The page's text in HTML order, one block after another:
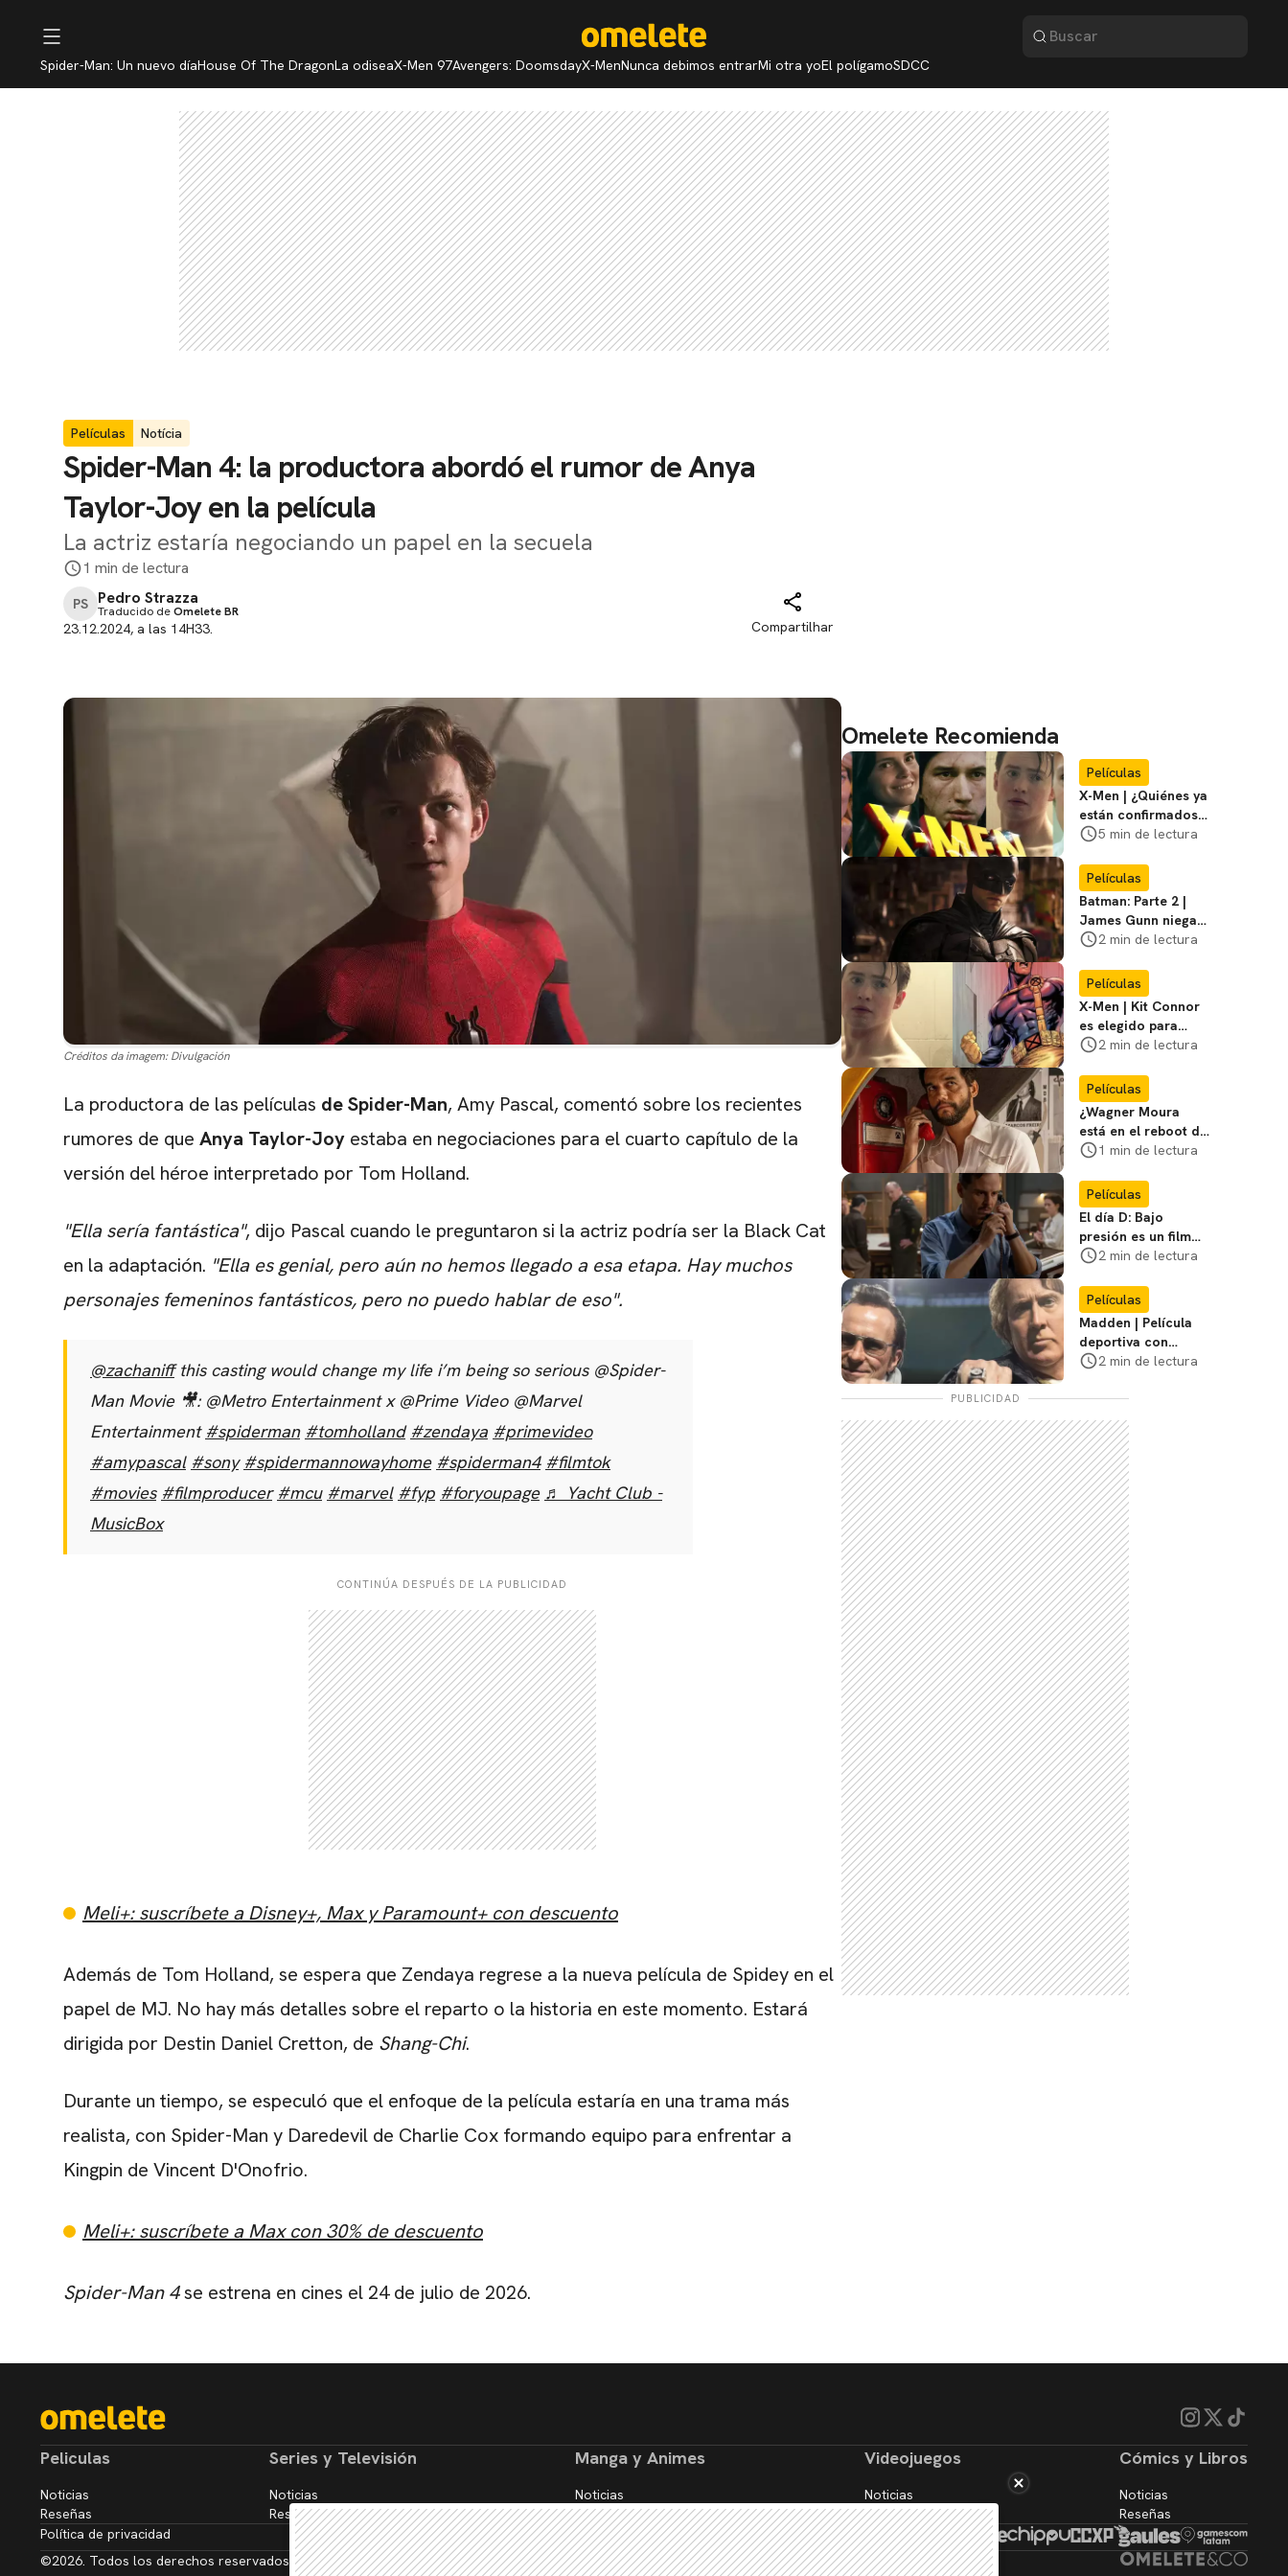
Spider-Man: Un nuevo díaHouse Of The DragonLa odiseaX-Men 97Avengers: DoomsdayX-MenNunca debimos entrarMi otra yoEl polígamoSDCC
Películas Notícia
Spider-Man 4: la productora abordó el rumor de Anya
Taylor-Joy en la película
La actriz estaría negociando un papel en la secuela
1 min de lectura
PS Pedro Strazza
Traducido deOmelete BR
23.12.2024, a las 14H33. Compartilhar
Créditos da imagem: Divulgación
La productora de las películas de Spider-Man, Amy Pascal, comentó sobre los recientes
rumores de que Anya Taylor-Joy estaba en negociaciones para el cuarto capítulo de la
versión del héroe interpretado por Tom Holland.
"Ella sería fantástica", dijo Pascal cuando le preguntaron si la actriz podría ser la Black Cat
en la adaptación. "Ella es genial, pero aún no hemos llegado a esa etapa. Hay muchos
personajes femeninos fantásticos, pero no puedo hablar de eso".
@zachaniffthis casting would change my life i’m being so serious @Spider-
Man Movie 🎥: @Metro Entertainment x @Prime Video @Marvel
Entertainment #spiderman #tomholland #zendaya #primevideo
#amypascal #sony #spidermannowayhome #spiderman4 #filmtok
#movies #filmproducer #mcu #marvel #fyp #foryoupage ♬ Yacht Club -
MusicBox
CONTINÚA DESPUÉS DE LA PUBLICIDAD
Meli+: suscríbete a Disney+, Max y Paramount+ con descuento
Además de Tom Holland, se espera que Zendaya regrese a la nueva película de Spidey en el
papel de MJ. No hay más detalles sobre el reparto o la historia en este momento. Estará
dirigida por Destin Daniel Cretton, de Shang-Chi.
Durante un tiempo, se especuló que el enfoque de la película estaría en una trama más
realista, con Spider-Man y Daredevil de Charlie Cox formando equipo para enfrentar a
Kingpin de Vincent D'Onofrio.
Meli+: suscríbete a Max con 30% de descuento
Spider-Man 4se estrena en cines el 24 de julio de 2026.
Omelete Recomienda
Películas
X-Men | ¿Quiénes ya
están confirmados
en la película de
favoritos
5 min de lectura
Películas
Batman: Parte 2 |
James Gunn niega
que se filme la parte
2 min de lectura
Películas
X-Men | Kit Connor
es elegido para
interpretar a
película
2 min de lectura
Películas
¿Wagner Moura
está en el reboot de
X-Men? El actor lo
1 min de lectura
Películas
El día D: Bajo
presión es un film
bélico distinto lleno
2 min de lectura
Películas
Madden | Película
deportiva con
Nicolas Cage tendrá
cines
2 min de lectura
PUBLICIDAD
CARREGANDO PUBLICIDADE
Peliculas
Noticias
Reseñas
Series y Televisión
Noticias
Reseñas
Manga y Animes
Noticias
Reseñas
Videojuegos
Noticias
Reseñas
Cómics y Libros
Noticias
Reseñas
Política de privacidad
©2026. Todos los derechos reservados.